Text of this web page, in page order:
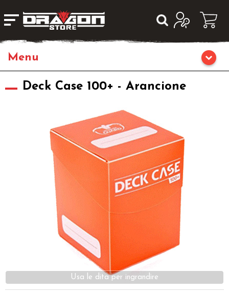
Home
Giochi di Ruolo
Fumetti & Romanzi
Giochi di Carte Collezionabili
Deck Case 100+ - Arancione